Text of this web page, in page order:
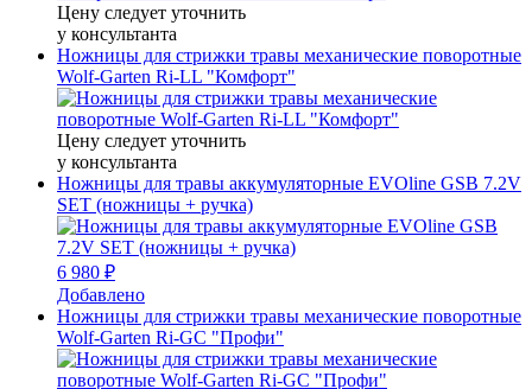
Цену следует уточнить
у консультанта
Ножницы для стрижки травы механические поворотные
Wolf-Garten Ri-LL "Комфорт"
Цену следует уточнить
у консультанта
Ножницы для травы аккумуляторные EVOline GSB 7.2V
SET (ножницы + ручка)
6 980 ₽
Добавлено
Ножницы для стрижки травы механические поворотные
Wolf-Garten Ri-GC "Профи"